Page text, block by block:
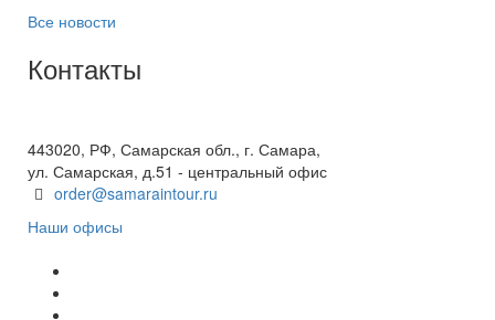
Все новости
Контакты
443020, РФ, Самарская обл., г. Самара,
ул. Самарская, д.51 - центральный офис
order@samaraintour.ru
Наши офисы